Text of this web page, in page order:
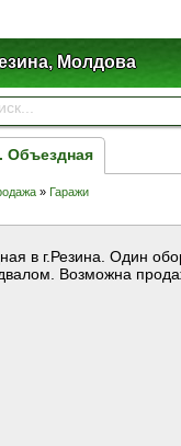
Молдова
Объездная
» Гаражи
в г.Резина. Один
Возможна